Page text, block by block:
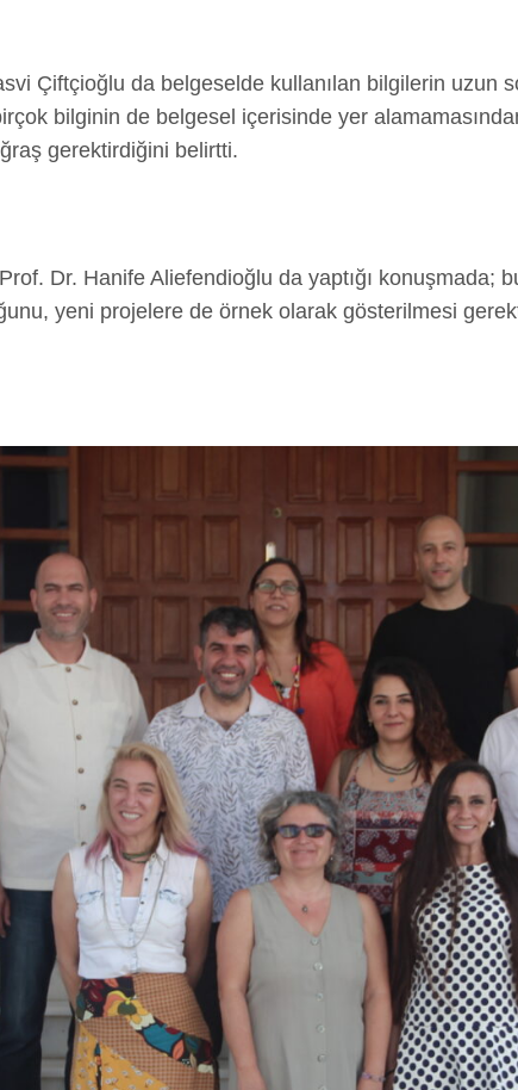
Çiftçioğlu da belgeselde kullanılan bilgilerin uzun
bilginin de belgesel içerisinde yer
gerektirdiğini belirtti.
Dr. Hanife Aliefendioğlu da yaptığı konuşmada;
yeni projelere de örnek olarak gösterilmesi